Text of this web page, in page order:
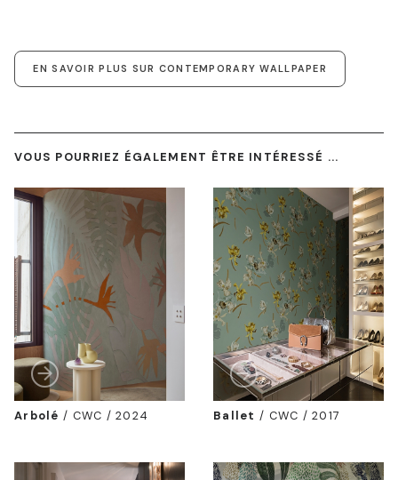
EN SAVOIR PLUS SUR CONTEMPORARY WALLPAPER
VOUS POURRIEZ ÉGALEMENT ÊTRE INTÉRESSÉ ...
Arbolé / CWC / 2024 Ballet / CWC / 2017